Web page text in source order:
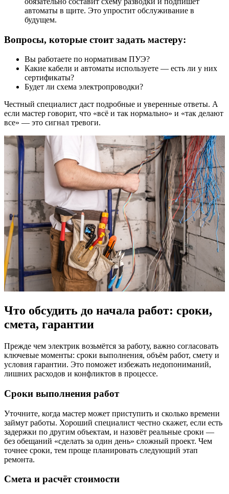
автоматы в щите. Это упростит обслуживание в
будущем.
Вопросы, которые стоит задать мастеру:
Вы работаете по нормативам ПУЭ?
Какие кабели и автоматы используете — есть ли у них
сертификаты?
Будет ли схема электропроводки?
Честный специалист даст подробные и уверенные ответы. А
если мастер говорит, что «всё и так нормально» и «так делают
все» — это сигнал тревоги.
Что обсудить до начала работ: сроки,
смета, гарантии
Прежде чем электрик возьмётся за работу, важно согласовать
ключевые моменты: сроки выполнения, объём работ, смету и
условия гарантии. Это поможет избежать недопониманий,
лишних расходов и конфликтов в процессе.
Сроки выполнения работ
Уточните, когда мастер может приступить и сколько времени
займут работы. Хороший специалист честно скажет, если есть
задержки по другим объектам, и назовёт реальные сроки —
без обещаний «сделать за один день» сложный проект. Чем
точнее сроки, тем проще планировать следующий этап
ремонта.
Смета и расчёт стоимости